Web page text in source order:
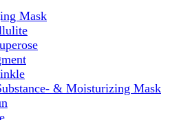
Mask
& Moisturizing Mask